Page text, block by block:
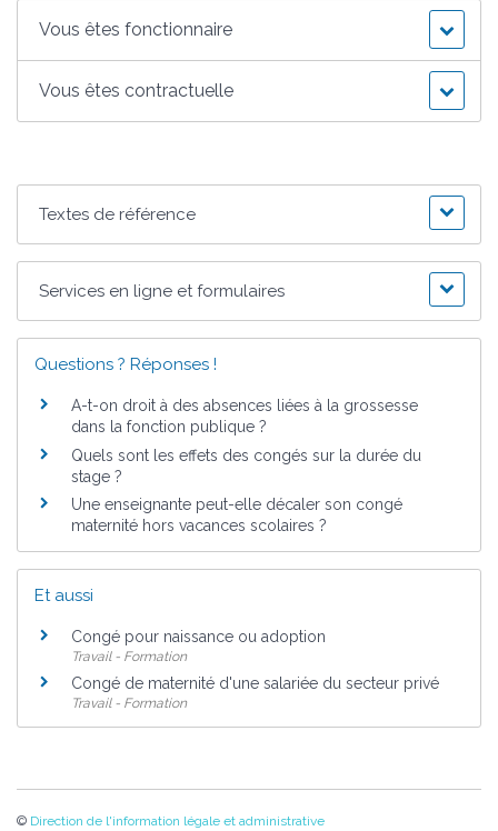
Vous êtes fonctionnaire
Vous êtes contractuelle
Textes de référence
Services en ligne et formulaires
Questions ? Réponses !
A-t-on droit à des absences liées à la grossesse
dans la fonction publique ?
Quels sont les effets des congés sur la durée du
stage ?
Une enseignante peut-elle décaler son congé
maternité hors vacances scolaires ?
Et aussi
Congé pour naissance ou adoption
Travail - Formation
Congé de maternité d'une salariée du secteur privé
Travail - Formation
© Direction de l'information légale et administrative